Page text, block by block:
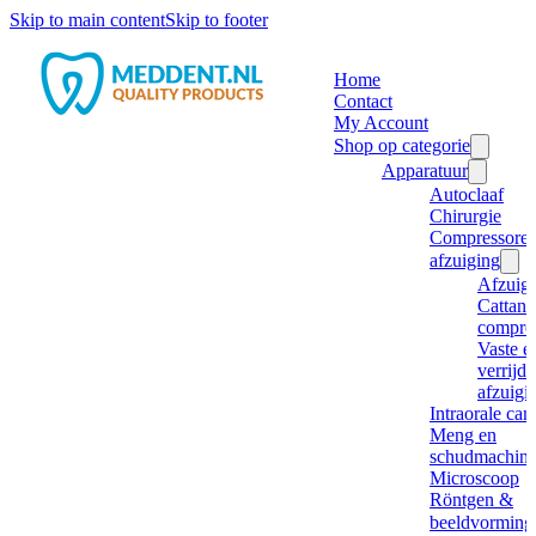
Skip to main contentSkip to footer
Home
Contact
My Account
Shop op categorie
Apparatuur
Autoclaaf
Chirurgie
afzuiging
Cattani
Vaste
Intraorale
Meng en
Microscoop
Röntgen &
beeldvorming